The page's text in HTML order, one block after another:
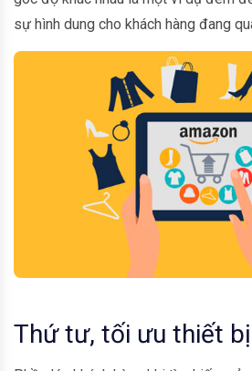
sự hình dung cho khách hàng đang
Thứ tư, tối ưu thiết